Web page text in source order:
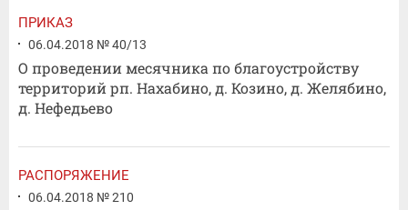
ПРИКАЗ
06.04.2018 № 40/13
О проведении месячника по благоустройству
территорий рп. Нахабино, д. Козино, д. Желябино,
д. Нефедьево
РАСПОРЯЖЕНИЕ
06.04.2018 № 210